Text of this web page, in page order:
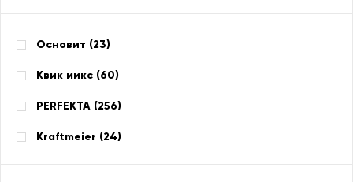
Основит (23)
Квик микс (60)
PERFEKTA (256)
Kraftmeier (24)